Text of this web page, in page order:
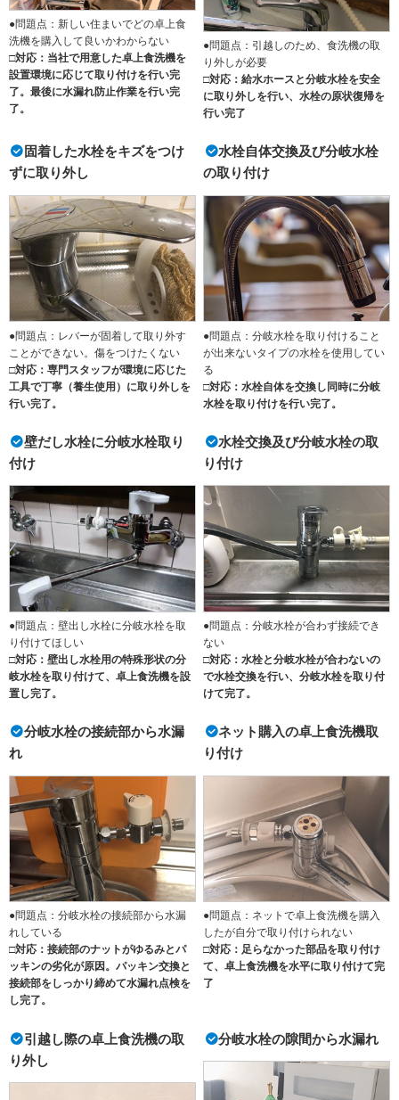
●問題点：新しい住まいでどの卓上食
洗機を購入して良いかわからない
□対応：当社で用意した卓上食洗機を
設置環境に応じて取り付けを行い完
了。最後に水漏れ防止作業を行い完
了。
●問題点：引越しのため、食洗機の取
り外しが必要
□対応：給水ホースと分岐水栓を安全
に取り外しを行い、水栓の原状復帰を
行い完了
固着した水栓をキズをつけ
ずに取り外し
●問題点：レバーが固着して取り外す
ことができない。傷をつけたくない
□対応：専門スタッフが環境に応じた
工具で丁寧（養生使用）に取り外しを
行い完了。
水栓自体交換及び分岐水栓
の取り付け
●問題点：分岐水栓を取り付けること
が出来ないタイプの水栓を使用してい
る
□対応：水栓自体を交換し同時に分岐
水栓を取り付けを行い完了。
壁だし水栓に分岐水栓取り
付け
●問題点：壁出し水栓に分岐水栓を取
り付けてほしい
□対応：壁出し水栓用の特殊形状の分
岐水栓を取り付けて、卓上食洗機を設
置し完了。
水栓交換及び分岐水栓の取
り付け
●問題点：分岐水栓が合わず接続でき
ない
□対応：水栓と分岐水栓が合わないの
で水栓交換を行い、分岐水栓を取り付
けて完了。
分岐水栓の接続部から水漏
れ
●問題点：分岐水栓の接続部から水漏
れしている
□対応：接続部のナットがゆるみとパ
ッキンの劣化が原因。パッキン交換と
接続部をしっかり締めて水漏れ点検を
し完了。
ネット購入の卓上食洗機取
り付け
●問題点：ネットで卓上食洗機を購入
したが自分で取り付けられない
□対応：足らなかった部品を取り付け
て、卓上食洗機を水平に取り付けて完
了
引越し際の卓上食洗機の取
り外し
分岐水栓の隙間から水漏れ